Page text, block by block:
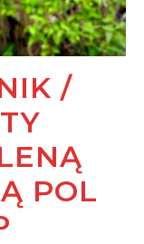
/
POL